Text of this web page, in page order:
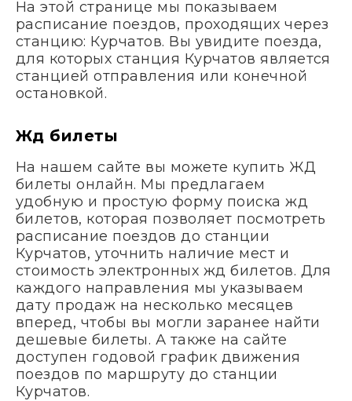
На этой странице мы показываем
расписание поездов, проходящих через
станцию: Курчатов. Вы увидите поезда,
для которых станция Курчатов является
станцией отправления или конечной
остановкой.
Жд билеты
На нашем сайте вы можете купить ЖД
билеты онлайн. Мы предлагаем
удобную и простую форму поиска жд
билетов, которая позволяет посмотреть
расписание поездов до станции
Курчатов, уточнить наличие мест и
стоимость электронных жд билетов. Для
каждого направления мы указываем
дату продаж на несколько месяцев
вперед, чтобы вы могли заранее найти
дешевые билеты. А также на сайте
доступен годовой график движения
поездов по маршруту до станции
Курчатов.